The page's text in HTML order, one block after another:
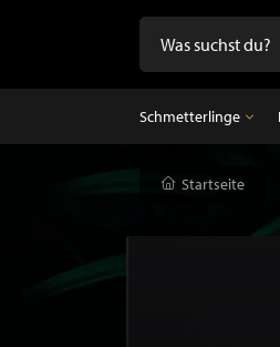
Schmetterlinge
Schmetterlinge
Schmetterlinge im
Startseite